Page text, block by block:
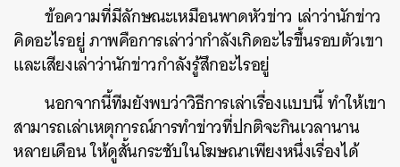
ข้อความที่มีลักษณะเหมือนพาดหัวข่าว เล่าว่านักข่าว
คิดอะไรอยู่ภาพคือการเล่าว่ากำลังเกิดอะไรขึ้นรอบตัวเขา
และเสียงเล่าว่านักข่าวกำลังรู้สึกอะไรอยู่
นอกจากนี้ทีมยังพบว่าวิธีการเล่าเรื่องแบบนี้ทำให้เขา
สามารถเล่าเหตุการณ์การทำข่าวที่ปกติจะกินเวลานาน
หลายเดือนให้ดูสั้นกระชับในโฆษณาเพียงหนึ่งเรื่องได้